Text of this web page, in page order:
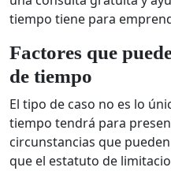
tiempo tiene para
Factores que
de tiempo
El tipo de caso no es lo
tiempo tendrá para
circunstancias que
que el estatuto de